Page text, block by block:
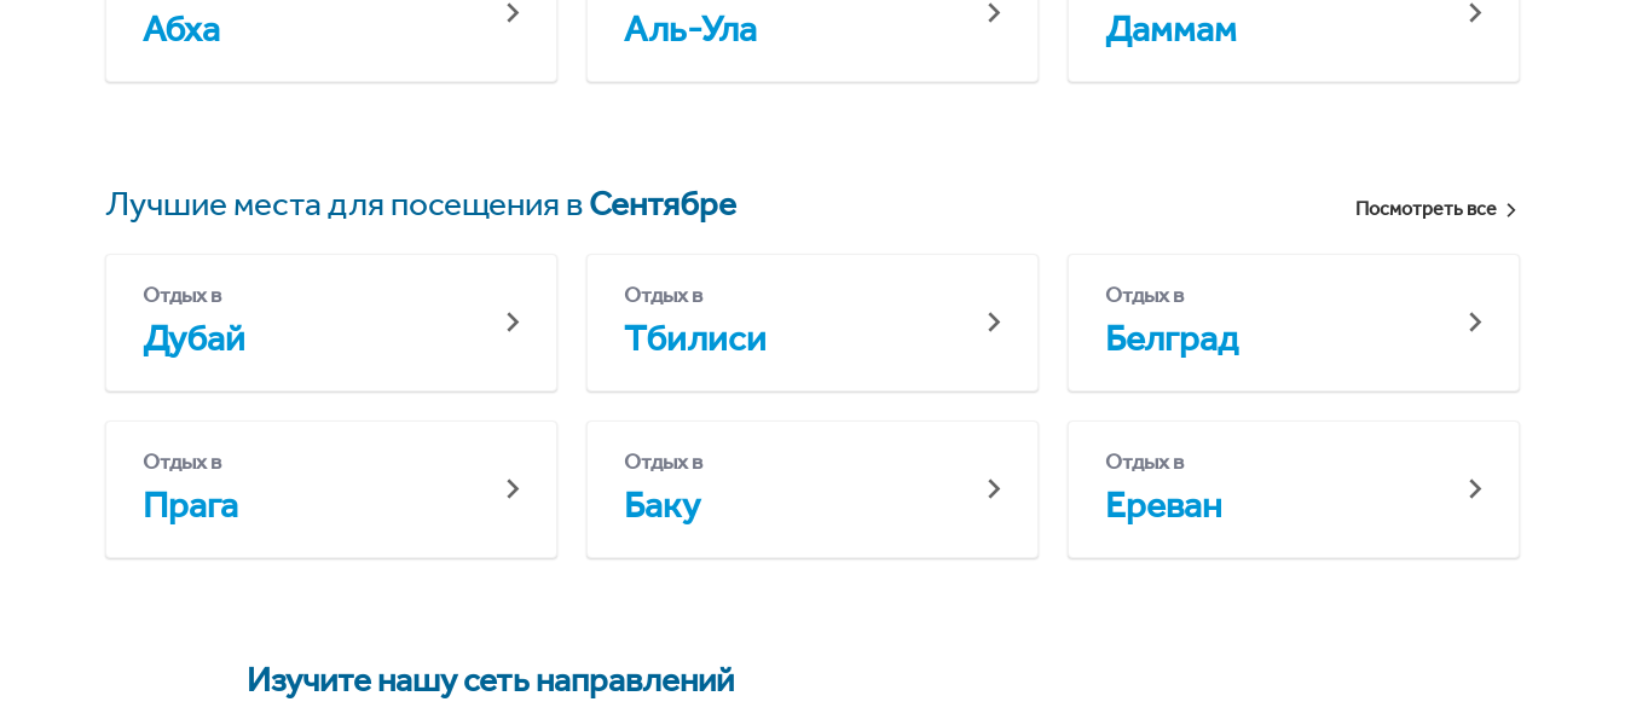
Абха Аль-Ула Даммам
Лучшие места для посещения вСентябре Посмотреть все
Отдых в
Дубай
Отдых в
Тбилиси
Отдых в
Белград
Отдых в
Прага
Отдых в
Баку
Отдых в
Ереван
Изучите нашу сеть направлений